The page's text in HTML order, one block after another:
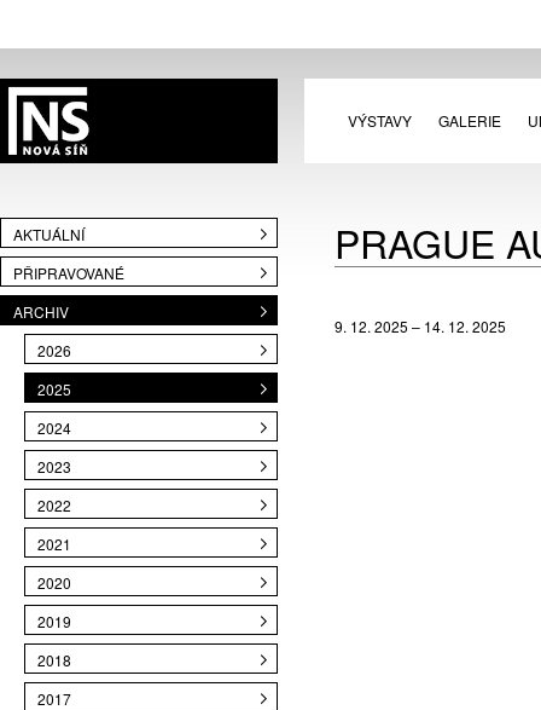
VÝSTAVY GALERIE
AKTUÁLNÍ
PŘIPRAVOVANÉ
ARCHIV
2026
2025
2024
2023
2022
2021
2020
2019
2018
2017
PRAGUE
9. 12. 2025 – 14. 12. 2025